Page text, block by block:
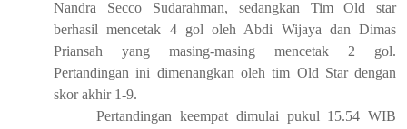
Nandra Secco Sudarahman, sedangkan TimOld star
berhasil mencetak 4 gol oleh Abdi Wijaya dan Dimas
Priansah yang masing-masing mencetak 2 gol.
Pertandingan ini dimenangkan oleh tim Old Star dengan
skor akhir 1-9.
Pertandingan keempat dimulai pukul 15.54 WIB